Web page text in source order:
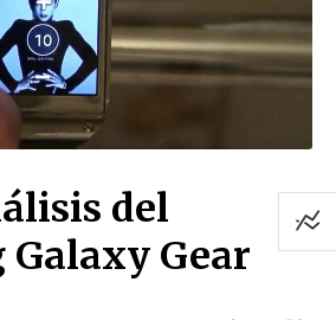
del
Galaxy Gear